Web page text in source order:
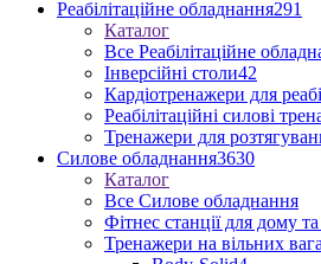
Реабілітаційне обладнання291
Каталог
Все Реабілітаційне
Інверсійні столи42
Кардіотренажери для
Реабілітаційні силові
Тренажери для
Силове обладнання3630
Каталог
Все Силове обладнання
Фітнес станції для дому
Тренажери на вільних